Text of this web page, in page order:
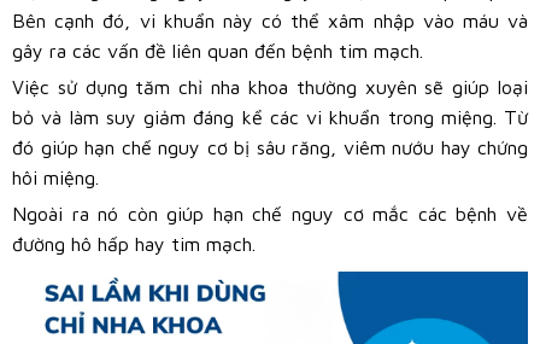
Bên cạnh đó, vi khuẩn này có thể xâm nhập vào máu và
gây ra các vấn đề liên quan đến bệnh tim mạch.
Việc sử dụng tăm chỉ nha khoa thường xuyên sẽ giúp loại
bỏ và làm suy giảm đáng kể các vi khuẩn trong miệng. Từ
đó giúp hạn chế nguy cơ bị sâu răng, viêm nướu hay chứng
hôi miệng.
Ngoài ra nó còn giúp hạn chế nguy cơ mắc các bệnh về
đường hô hấp hay tim mạch.